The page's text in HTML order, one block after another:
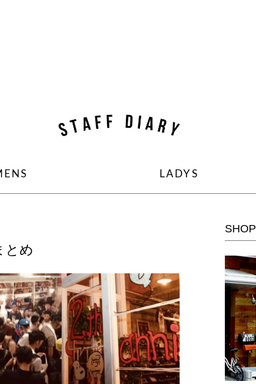
LADYS
とめ